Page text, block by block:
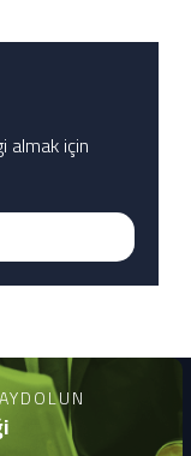
almak için